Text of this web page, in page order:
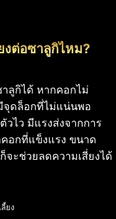
ต่อซาลูกิไหม?
ลูกิได้ หากคอกไม่
จุดล็อกที่ไม่แน่นพอ
วไว มีแรงส่งจากการ
อกที่แข็งแรง ขนาด
จะช่วยลดความเสี่ยงได้
ลี้ยง